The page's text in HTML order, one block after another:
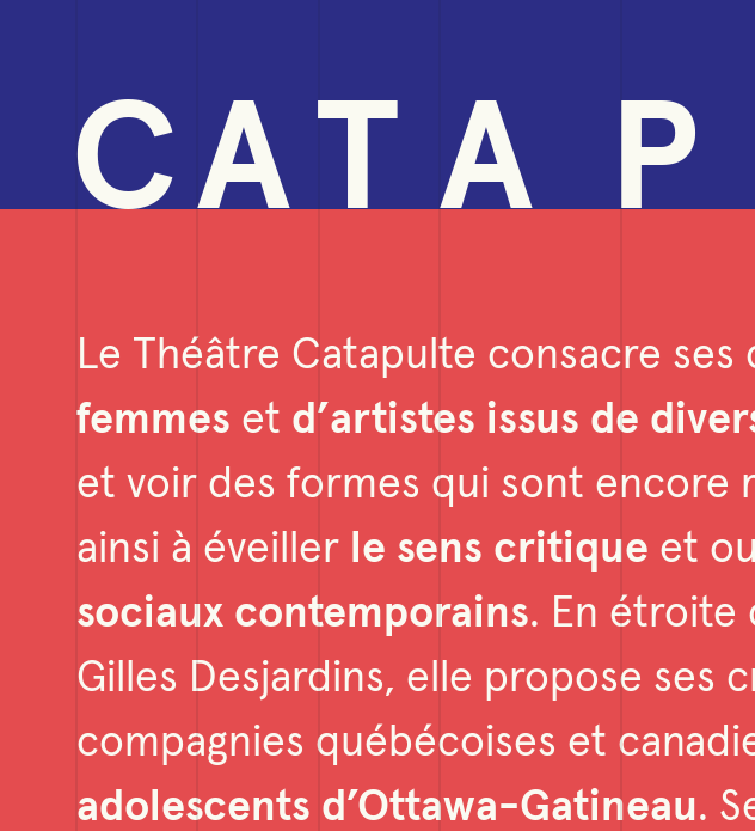
CAT A P
Le Théâtre Catapulte consacre ses
femmes et d’artistes issus de
et voir des formes qui sont encore
ainsi à éveiller le sens critique et
sociaux contemporains. En étroite
Gilles Desjardins, elle propose ses
compagnies québécoises et
adolescents d’Ottawa-Gatineau.